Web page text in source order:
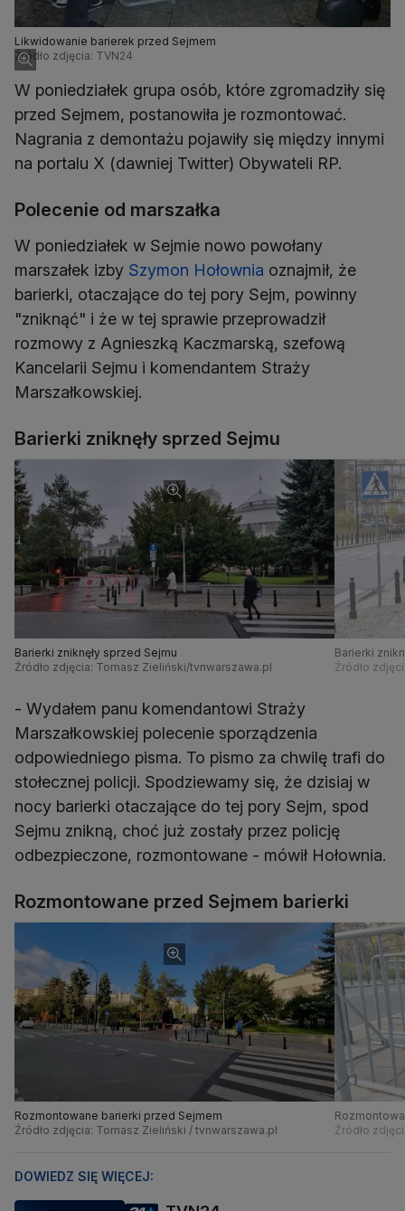
Likwidowanie barierek przed Sejmem
Źródło zdjęcia: TVN24
W poniedziałek grupa osób, które zgromadziły się
przed Sejmem, postanowiła je rozmontować.
Nagrania z demontażu pojawiły się między innymi
na portalu X (dawniej Twitter) Obywateli RP.
Polecenie od marszałka
W poniedziałek w Sejmie nowo powołany
marszałek izby Szymon Hołownia oznajmił, że
barierki, otaczające do tej pory Sejm, powinny
"zniknąć" i że w tej sprawie przeprowadził
rozmowy z Agnieszką Kaczmarską, szefową
Kancelarii Sejmu i komendantem Straży
Marszałkowskiej.
Barierki zniknęły sprzed Sejmu
Barierki zniknęły sprzed Sejmu
Źródło zdjęcia: Tomasz Zieliński/tvnwarszawa.pl
Barierki
Źródło
- Wydałem panu komendantowi Straży
Marszałkowskiej polecenie sporządzenia
odpowiedniego pisma. To pismo za chwilę trafi do
stołecznej policji. Spodziewamy się, że dzisiaj w
nocy barierki otaczające do tej pory Sejm, spod
Sejmu znikną, choć już zostały przez policję
odbezpieczone, rozmontowane - mówił Hołownia.
Rozmontowane przed Sejmem barierki
Rozmontowane barierki przed Sejmem
Źródło zdjęcia: Tomasz Zieliński / tvnwarszawa.pl
Źródło
DOWIEDZ SIĘ WIĘCEJ: